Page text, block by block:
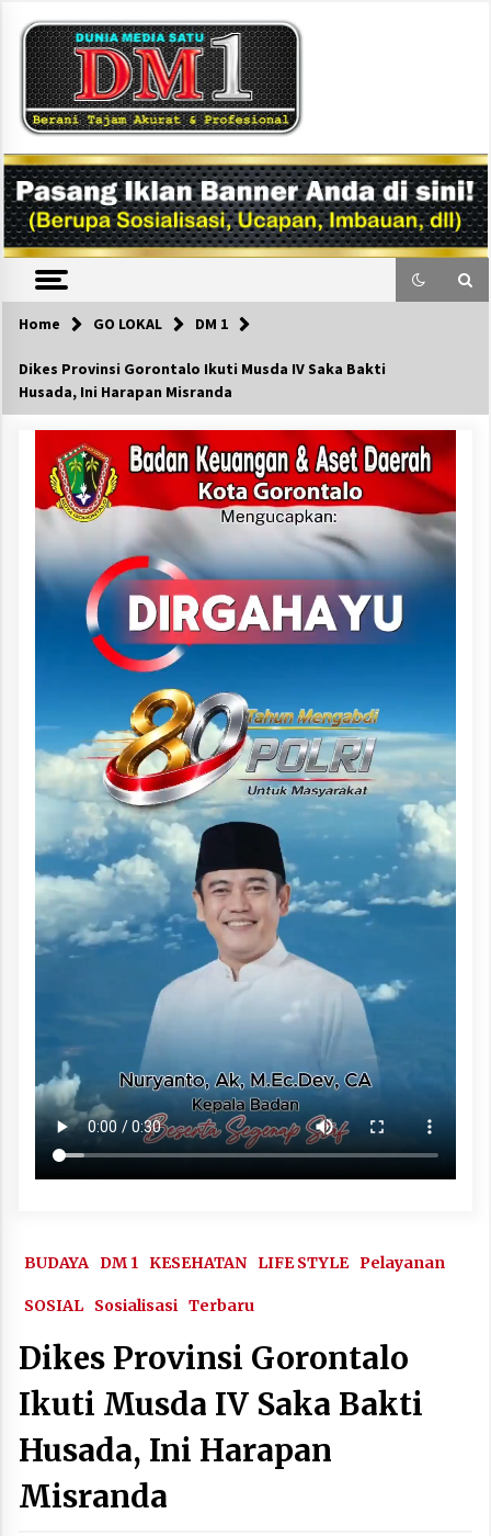
content
DM1
Home GO LOKAL DM 1
Dikes Provinsi Gorontalo Ikuti Musda IV Saka Bakti
Husada, Ini Harapan Misranda
BUDAYA DM 1 KESEHATAN LIFE STYLE Pelayanan
SOSIAL Sosialisasi Terbaru
Dikes Provinsi Gorontalo
Ikuti Musda IV Saka Bakti
Husada, Ini Harapan
Misranda